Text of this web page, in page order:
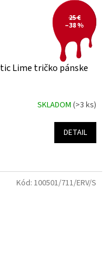
25 €
–38 %
Lime tričko pánske
SKLADOM (>3 ks)
DETAIL
Kód: 100501/711/ERV/S